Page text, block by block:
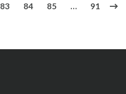
83 84 85 … 91